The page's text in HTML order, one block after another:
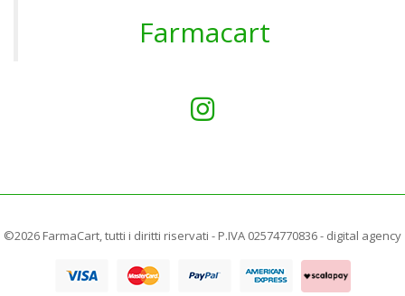
Farmacart
©2026 FarmaCart, tutti i diritti riservati - P.IVA 02574770836 - digital agency